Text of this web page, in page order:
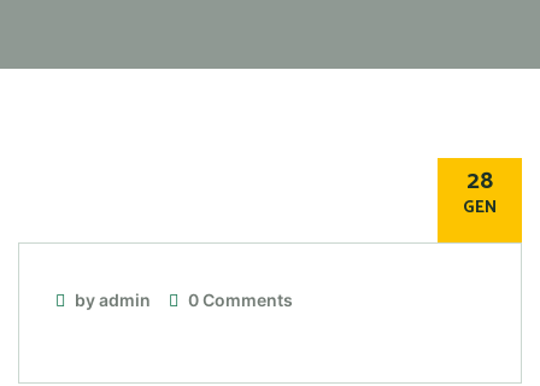
28
GEN
by admin 0 Comments